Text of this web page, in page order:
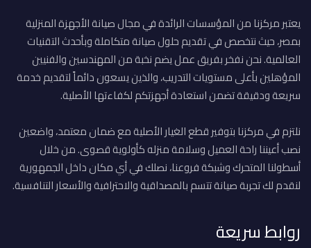
يعتبر مركزنا من المؤسسات الرائدة في مجال صيانة الأجهزة المنزلية
بمصر، حيث نتخصص في تقديم حلول صيانة متكاملة وبأحدث التقنيات
العالمية. نحن نفخر بفريق عمل يضم نخبة من المهندسين والفنيين
المؤهلين بأعلى مستويات التدريب، والذين يسعون دائماً لتقديم خدمة
سريعة ودقيقة تضمن استعادة أجهزتكم لكفاءتها الأصلية.
نلتزم في مركزنا بتوفير قطع الغيار الأصلية مع ضمان معتمد، واضعين
نصب أعيننا راحة العميل وسلامة منزله كأولوية قصوى. من خلال
أسطولنا المتحرك وشبكة فروعنا، نصلك في أي مكان داخل الجمهورية
لنقدم لك تجربة صيانة تتسم بالمصداقية والاحترافية والأسعار التنافسية.
روابط سريعة